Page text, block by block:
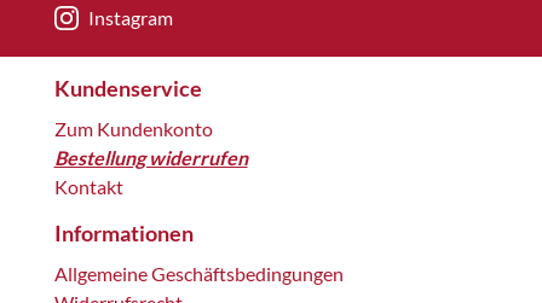
Instagram
Kundenservice
Zum Kundenkonto
Bestellung widerrufen
Kontakt
Informationen
Allgemeine Geschäftsbedingungen